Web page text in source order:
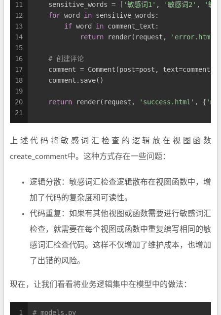
11
12
13
14
15
16
17
18
19
20
21
    sensitive_words = [
'敏感词1' , '敏感词2' ,
'敏
for word in sensitive_words:
if word in comment_text:
return render(request, 'error.html'
# 创建评论
comment = Comment(post=post,
    comment.save()
return render(request, 'success.html' , {
上述代码将敏感词汇检查的逻辑放在视图函数
create_comment中。这种方式存在一些问题：
逻辑分散：敏感词汇检查逻辑散布在视图函数中，增
加了代码的复杂度和可读性。
代码重复：如果有其他视图或函数需要进行敏感词汇
检查，就需要在每个视图或函数中重复编写相同的敏
感词汇检查代码。这样不仅增加了维护成本，也增加
了出错的风险。
现在，让我们看看将业务逻辑集中在模型中的做法：
1 # models.py